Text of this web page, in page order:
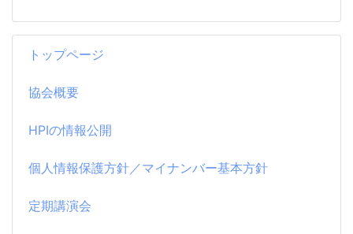
トップページ
協会概要
HPIの情報公開
個人情報保護方針／マイナンバー基本方針
定期講演会